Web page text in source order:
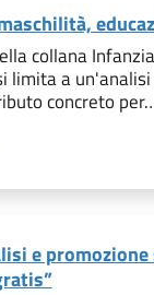
collana
limita a
concreto
e